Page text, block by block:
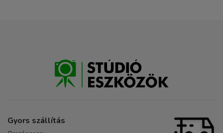
Gyors szállítás